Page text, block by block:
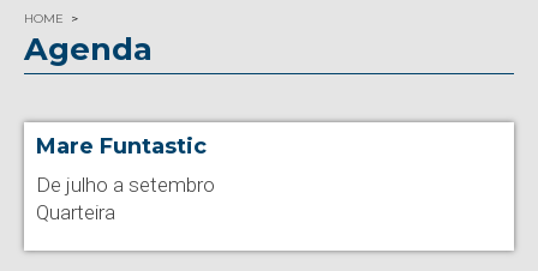
HOME
Agenda
Mare Funtastic
De julho a setembro
Quarteira